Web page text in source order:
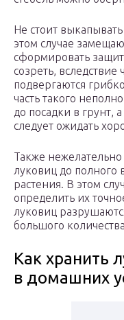
Не стоит
этом случае
сформировать
созреть,
подвергаются
часть такого
до посадки в грунт,
следует ожидать
Также
луковиц до полного
растения. В этом
определить их
луковиц
большого
Как хранить
в домашних